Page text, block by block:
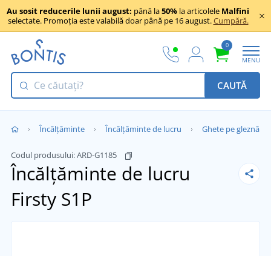
Au sosit reducerile lunii august: până la50% la articolele Malfini
selectate. Promoția este valabilă doar până pe 16 august.Cumpără.
0
MENU
CAUTĂ
Încălţăminte Încălțăminte de lucru Ghete pe gleznă
Codul produsului:ARD-G1185
Încălțăminte de lucru
Firsty S1P